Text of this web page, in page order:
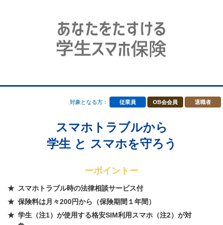
対象となる方： 従業員 OB会会員 退職者
スマホトラブルから
学生 と スマホを守ろう
ーポイントー
スマホトラブル時の法律相談サービス付
保険料は月々200円から（保険期間１年間）
学生（注1）が使用する格安SIM利用スマホ（注2）が対